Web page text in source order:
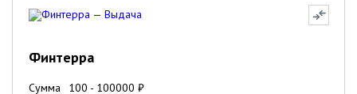
Финтерра
Сумма 100 - 100000 ₽